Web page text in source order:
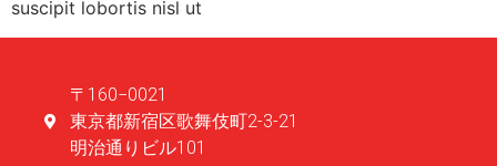
suscipit lobortis nisl ut
〒160−0021
東京都新宿区歌舞伎町2-3-21
明治通りビル101